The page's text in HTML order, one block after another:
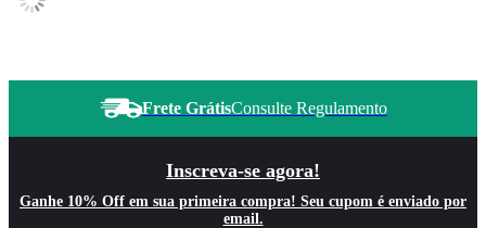
Frete GrátisConsulte Regulamento
Inscreva-se agora!
Ganhe 10% Off em sua primeira compra! Seu cupom é enviado por
email.